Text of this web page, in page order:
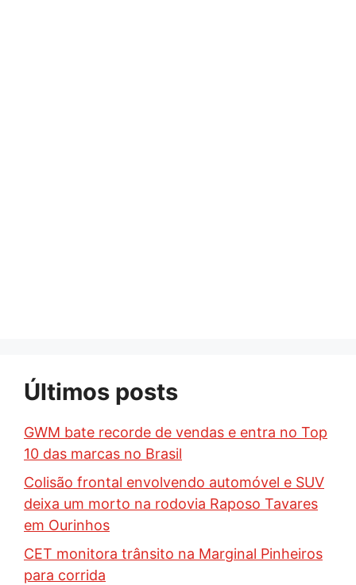
Últimos posts
GWM bate recorde de vendas e entra no Top
10 das marcas no Brasil
Colisão frontal envolvendo automóvel e SUV
deixa um morto na rodovia Raposo Tavares
em Ourinhos
CET monitora trânsito na Marginal Pinheiros
para corrida